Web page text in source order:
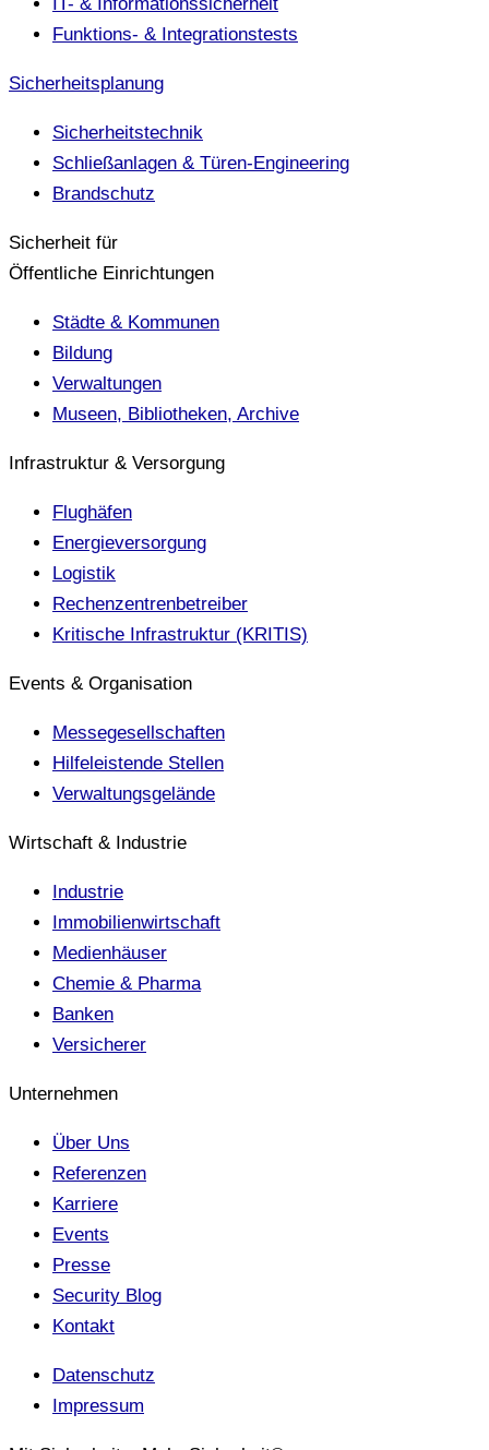
Funktions- & Integrationstests
Sicherheitsplanung
Sicherheitstechnik
Schließanlagen & Türen-Engineering
Brandschutz
Sicherheit für
Öffentliche Einrichtungen
Städte & Kommunen
Bildung
Verwaltungen
Museen, Bibliotheken, Archive
Infrastruktur & Versorgung
Flughäfen
Energieversorgung
Logistik
Rechenzentrenbetreiber
Kritische Infrastruktur (KRITIS)
Events & Organisation
Messegesellschaften
Hilfeleistende Stellen
Verwaltungsgelände
Wirtschaft & Industrie
Industrie
Immobilienwirtschaft
Medienhäuser
Chemie & Pharma
Banken
Versicherer
Unternehmen
Über Uns
Referenzen
Karriere
Events
Presse
Security Blog
Kontakt
Datenschutz
Impressum